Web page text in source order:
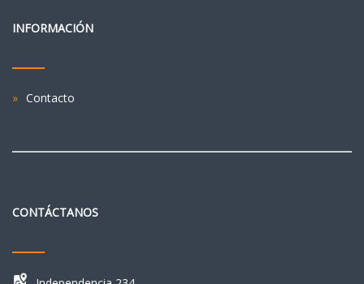
INFORMACIÓN
Contacto
CONTÁCTANOS